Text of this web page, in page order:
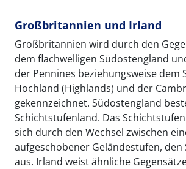
Großbritannien und Irland
Großbritannien wird durch den
dem flachwelligen Südostengland
der Pennines beziehungsweise dem
Hochland (Highlands) und der
gekennzeichnet. Südostengland
Schichtstufenland. Das
sich durch den Wechsel zwischen
aufgeschobener Geländestufen, den
aus. Irland weist ähnliche